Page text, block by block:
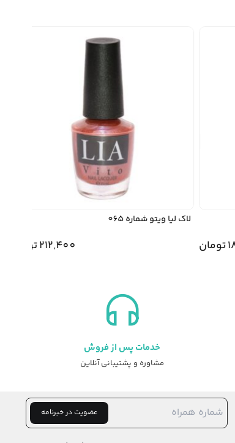
تومان
لاک لیا ویتو شماره 065
212,400تومان
خدمات پس از فروش
مشاوره و پشتیبانی آنلاین
عضویت در خبرنامه